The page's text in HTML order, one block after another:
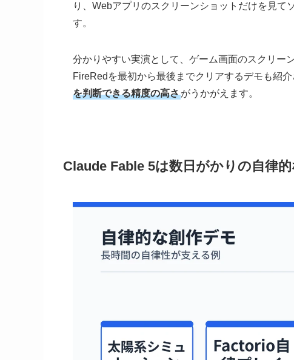
り、Webアプリのスクリーンショットだけを見て
す。
分かりやすい実演として、ゲーム画面のスクリー
FireRedを最初から最後までクリアするデモも紹介
を判断できる精度の高さがうかがえます。
Claude Fable 5は数日がかりの自律